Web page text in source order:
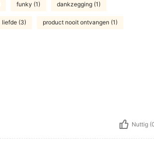
funky (1) dankzegging (1)
liefde (3) product nooit ontvangen (1)
Nuttig